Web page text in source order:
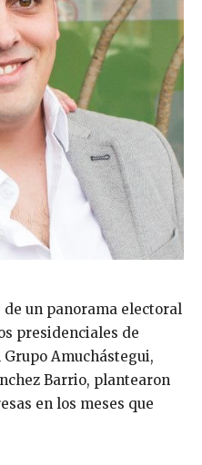
un panorama electoral
presidenciales de
Amuchástegui,
Barrio, plantearon
en los meses que